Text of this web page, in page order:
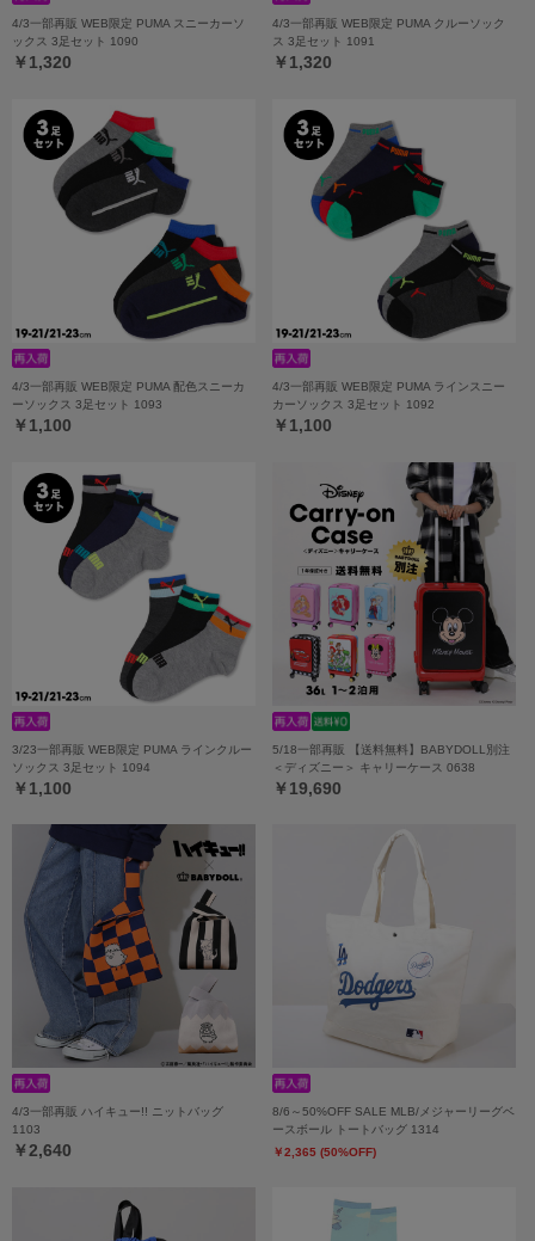
4/3一部再販 WEB限定 PUMA スニーカーソ
ックス 3足セット 1090
￥1,320
4/3一部再販 WEB限定 PUMA クルーソック
ス 3足セット 1091
￥1,320
4/3一部再販 WEB限定 PUMA 配色スニーカ
ーソックス 3足セット 1093
￥1,100
4/3一部再販 WEB限定 PUMA ラインスニー
カーソックス 3足セット 1092
￥1,100
3/23一部再販 WEB限定 PUMA ラインクルー
ソックス 3足セット 1094
￥1,100
5/18一部再販 【送料無料】BABYDOLL別注
＜ディズニー＞ キャリーケース 0638
￥19,690
4/3一部再販 ハイキュー!! ニットバッグ
1103
￥2,640
8/6～50%OFF SALE MLB/メジャーリーグベ
ースボール トートバッグ 1314
￥2,365 (50%OFF)